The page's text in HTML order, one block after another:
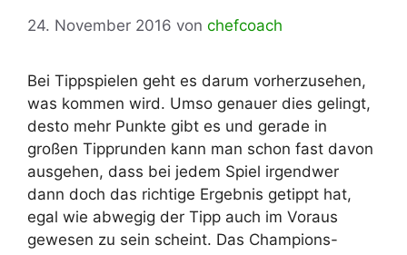
24. November 2016 von chefcoach
Bei Tippspielen geht es darum vorherzusehen,
was kommen wird. Umso genauer dies gelingt,
desto mehr Punkte gibt es und gerade in
großen Tipprunden kann man schon fast davon
ausgehen, dass bei jedem Spiel irgendwer
dann doch das richtige Ergebnis getippt hat,
egal wie abwegig der Tipp auch im Voraus
gewesen zu sein scheint. Das Champions-